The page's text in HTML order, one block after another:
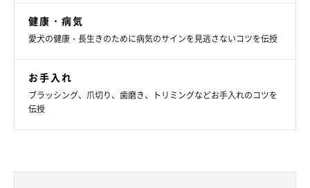
健康・病気
愛犬の健康・長生きのために病気のサインを見逃さないコツを伝授
お手入れ
ブラッシング、爪切り、歯磨き、トリミングなどお手入れのコツを
伝授